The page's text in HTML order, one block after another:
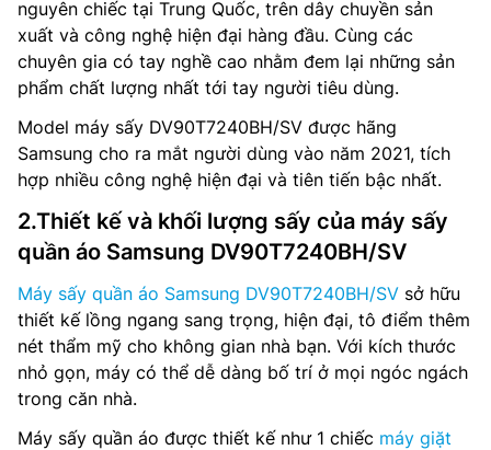
nguyên chiếc tại Trung Quốc, trên dây chuyền sản
xuất và công nghệ hiện đại hàng đầu. Cùng các
chuyên gia có tay nghề cao nhằm đem lại những sản
phẩm chất lượng nhất tới tay người tiêu dùng.
Model máy sấy DV90T7240BH/SV được hãng
Samsung cho ra mắt người dùng vào năm 2021, tích
hợp nhiều công nghệ hiện đại và tiên tiến bậc nhất.
2.Thiết kế và khối lượng sấy của máy sấy
quần áo Samsung DV90T7240BH/SV
Máy sấy quần áo Samsung DV90T7240BH/SV sở hữu
thiết kế lồng ngang sang trọng, hiện đại, tô điểm thêm
nét thẩm mỹ cho không gian nhà bạn. Với kích thước
nhỏ gọn, máy có thể dễ dàng bố trí ở mọi ngóc ngách
trong căn nhà.
Máy sấy quần áo được thiết kế như 1 chiếc máy giặt